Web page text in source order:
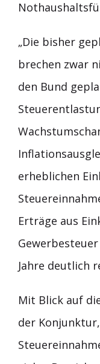
„Die bisher
brechen zwar
den Bund
erheblichen
Erträge aus
Jahre deutlich
Mit Blick auf
der